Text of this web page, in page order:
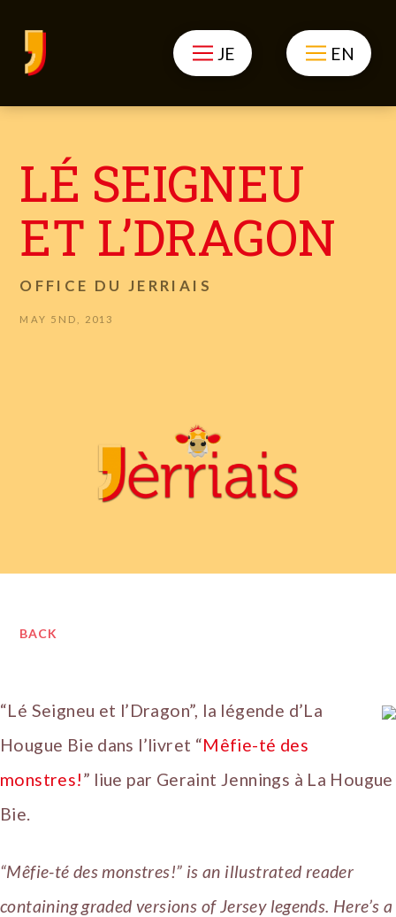
JE EN
LÉ SEIGNEU
ET L’DRAGON
OFFICE DU JERRIAIS
MAY 5ND, 2013
BACK
“Lé Seigneu et l’Dragon”, la légende d’La
Hougue Bie dans l’livret “Mêfie-té des
monstres!” liue par Geraint Jennings à La Hougue
Bie.
“Mêfie-té des monstres!” is an illustrated reader
containing graded versions of Jersey legends. Here’s a